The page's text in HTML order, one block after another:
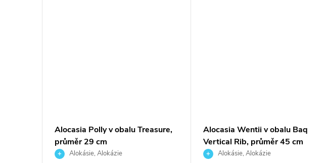
Alocasia Polly v obalu Treasure,
průměr 29 cm
Alokásie, Alokázie
Alocasia Wentii v obalu Baq
Vertical Rib, průměr 45 cm
Alokásie, Alokázie